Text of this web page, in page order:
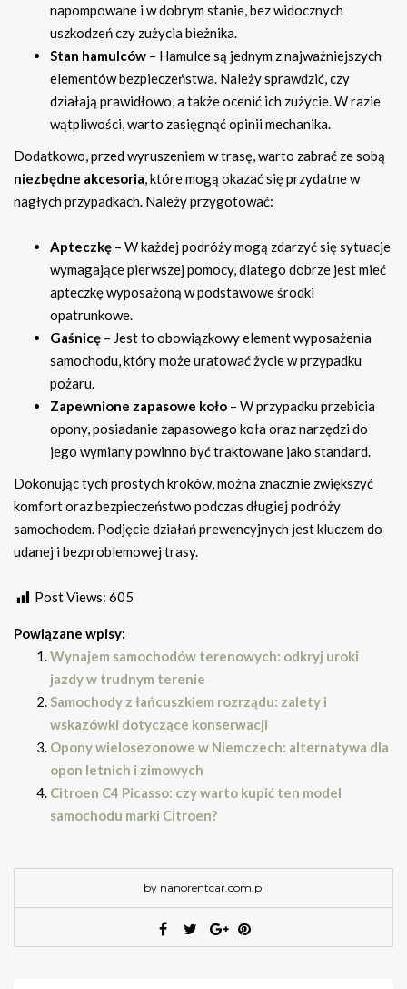
napompowane i w dobrym stanie, bez widocznych
uszkodzeń czy zużycia bieżnika.
Stan hamulców – Hamulce są jednym z najważniejszych
elementów bezpieczeństwa. Należy sprawdzić, czy
działają prawidłowo, a także ocenić ich zużycie. W razie
wątpliwości, warto zasięgnąć opinii mechanika.
Dodatkowo, przed wyruszeniem w trasę, warto zabrać ze sobą
niezbędne akcesoria, które mogą okazać się przydatne w
nagłych przypadkach. Należy przygotować:
Apteczkę – W każdej podróży mogą zdarzyć się sytuacje
wymagające pierwszej pomocy, dlatego dobrze jest mieć
apteczkę wyposażoną w podstawowe środki
opatrunkowe.
Gaśnicę – Jest to obowiązkowy element wyposażenia
samochodu, który może uratować życie w przypadku
pożaru.
Zapewnione zapasowe koło – W przypadku przebicia
opony, posiadanie zapasowego koła oraz narzędzi do
jego wymiany powinno być traktowane jako standard.
Dokonując tych prostych kroków, można znacznie zwiększyć
komfort oraz bezpieczeństwo podczas długiej podróży
samochodem. Podjęcie działań prewencyjnych jest kluczem do
udanej i bezproblemowej trasy.
Post Views: 605
Powiązane wpisy:
Wynajem samochodów terenowych: odkryj uroki
jazdy w trudnym terenie
Samochody z łańcuszkiem rozrządu: zalety i
wskazówki dotyczące konserwacji
Opony wielosezonowe w Niemczech: alternatywa dla
opon letnich i zimowych
Citroen C4 Picasso: czy warto kupić ten model
samochodu marki Citroen?
by nanorentcar.com.pl